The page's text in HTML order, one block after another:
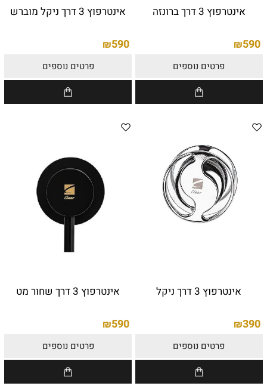
אינטרפוץ 3 דרך ברונזה
₪590
פרטים נוספים
אינטרפוץ 3 דרך ניקל מוברש
₪590
פרטים נוספים
אינטרפוץ 3 דרך ניקל
₪390
פרטים נוספים
אינטרפוץ 3 דרך שחור מט
₪590
פרטים נוספים